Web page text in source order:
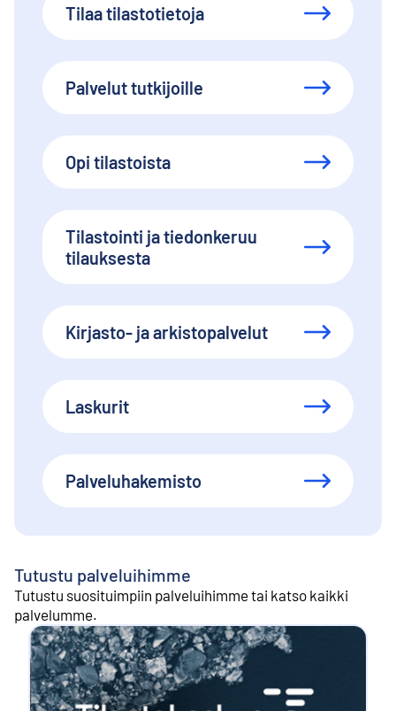
Tilaa tilastotietoja
Palvelut tutkijoille
Opi tilastoista
Tilastointi ja tiedonkeruu
tilauksesta
Kirjasto- ja arkistopalvelut
Laskurit
Palveluhakemisto
Tutustu palveluihimme
Tutustu suosituimpiin palveluihimme tai katso kaikki
palvelumme.